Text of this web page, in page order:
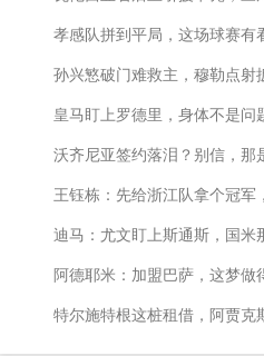
孝感队拼到平局，这场球赛有
孙兴慜破门难救主，穆勒点射扳平，温哥
皇马盯上罗德里，身体不是问
沃齐尼亚签约落泪？别信，那是AI
王钰栋：先给浙江队拿个冠军
迪马：尤文盯上斯通斯，国米
阿德耶米：加盟巴萨，这梦做得够久，总
特尔施特根这桩租借，阿贾克